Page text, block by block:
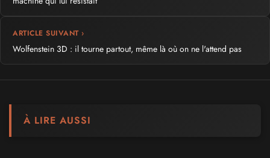
ARTICLE SUIVANT ›
Wolfenstein 3D : il tourne partout, même là où on ne l'attend pas
À LIRE AUSSI